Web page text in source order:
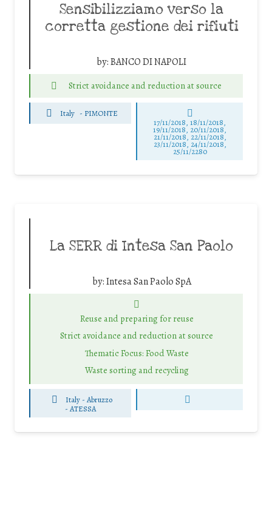
Sensibilizziamo verso la
corretta gestione dei rifiuti
by:BANCO DI NAPOLI
Strict avoidance and reduction at source
Italy - PIMONTE
17/11/2018, 18/11/2018,
19/11/2018, 20/11/2018,
21/11/2018, 22/11/2018,
23/11/2018, 24/11/2018,
25/11/2280
La SERR di Intesa San Paolo
by:Intesa San Paolo SpA
Reuse and preparing for reuse
Strict avoidance and reduction at source
Thematic Focus: Food Waste
Waste sorting and recycling
Italy - Abruzzo
-ATESSA